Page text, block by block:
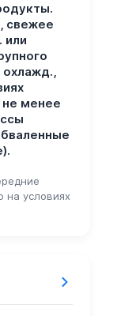
свежее
или
охлажд.,
не менее
на условиях